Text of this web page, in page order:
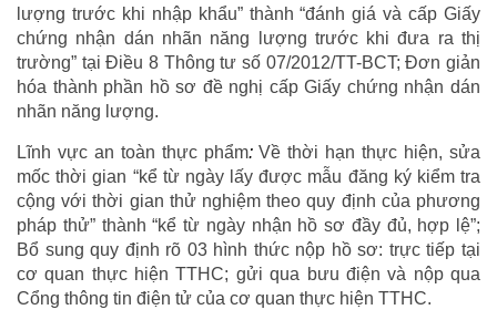
lượng trước khi nhập khẩu” thành “đánh giá và cấp Giấy
chứng nhận dán nhãn năng lượng trước khi đưa ra thị
trường” tại Điều 8 Thông tư số 07/2012/TT-BCT; Đơn giản
hóa thành phần hồ sơ đề nghị cấp Giấy chứng nhận dán
nhãn năng lượng.
Lĩnh vực an toàn thực phẩm:Về thời hạn thực hiện, sửa
mốc thời gian “kể từ ngày lấy được mẫu đăng ký kiểm tra
cộng với thời gian thử nghiệm theo quy định của phương
pháp thử” thành “kể từ ngày nhận hồ sơ đầy đủ, hợp lệ”;
Bổ sung quy định rõ 03 hình thức nộp hồ sơ: trực tiếp tại
cơ quan thực hiện TTHC; gửi qua bưu điện và nộp qua
Cổng thông tin điện tử của cơ quan thực hiện TTHC.